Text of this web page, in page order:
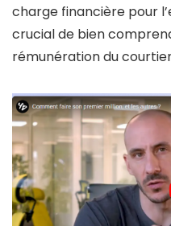
charge financière pour
crucial de bien
rémunération du